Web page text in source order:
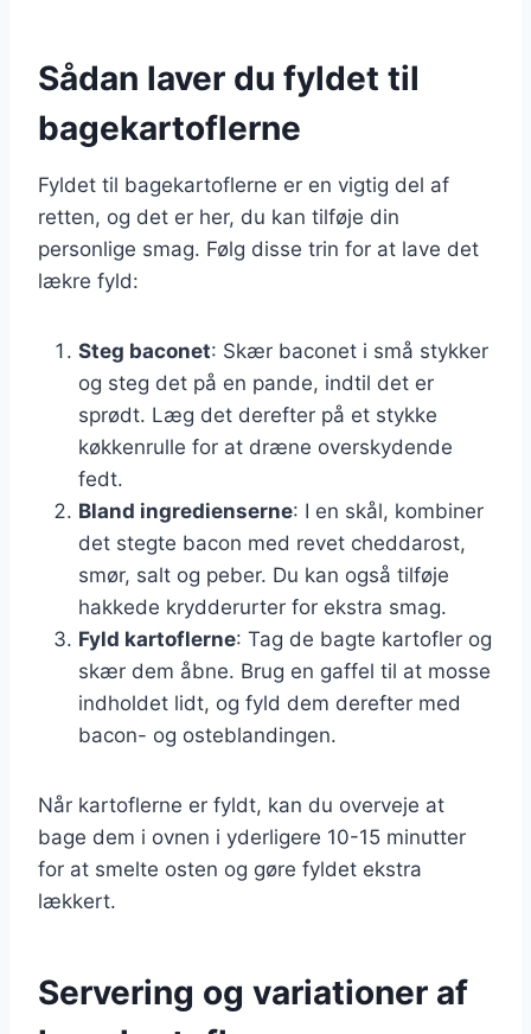
Sådan laver du fyldet til
bagekartoflerne
Fyldet til bagekartoflerne er en vigtig del af
retten, og det er her, du kan tilføje din
personlige smag. Følg disse trin for at lave det
lækre fyld:
Steg baconet: Skær baconet i små stykker
og steg det på en pande, indtil det er
sprødt. Læg det derefter på et stykke
køkkenrulle for at dræne overskydende
fedt.
Bland ingredienserne: I en skål, kombiner
det stegte bacon med revet cheddarost,
smør, salt og peber. Du kan også tilføje
hakkede krydderurter for ekstra smag.
Fyld kartoflerne: Tag de bagte kartofler og
skær dem åbne. Brug en gaffel til at mosse
indholdet lidt, og fyld dem derefter med
bacon- og osteblandingen.
Når kartoflerne er fyldt, kan du overveje at
bage dem i ovnen i yderligere 10-15 minutter
for at smelte osten og gøre fyldet ekstra
lækkert.
Servering og variationer af